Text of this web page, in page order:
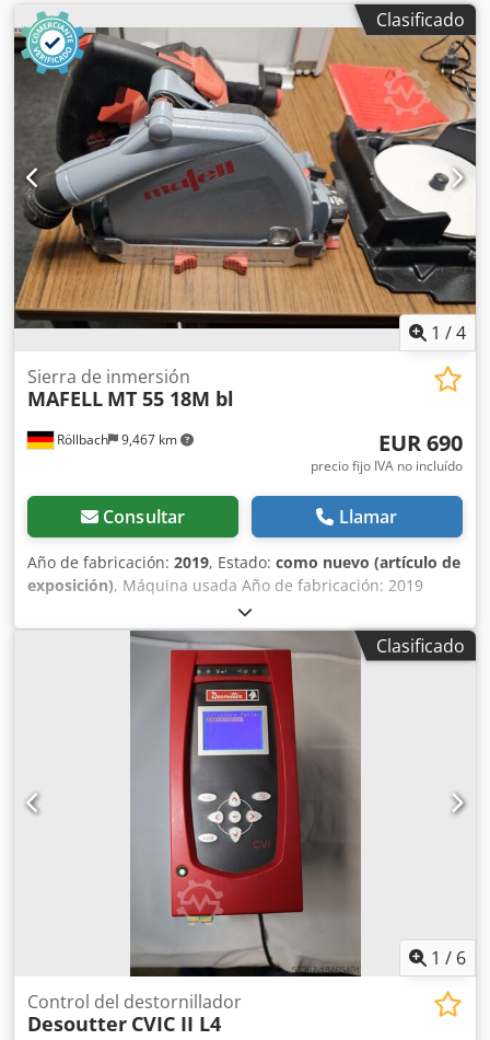
Clasificado
1 /4
Röllbach 9,467 km
Sierra de inmersión
MAFELL MT 55 18M bl
EUR 690
precio fijo IVA no incluído
Consultar Llamar
Año de fabricación: 2019, Estado: como nuevo (artículo de
exposición), Máquina usada Año de fabricación: 2019
Estado: máquina de exposición, como nueva Equipamiento
y datos técnicos: - Voltaje de la batería: 18 V Dsdpfxjzrpxwe
Ableck - Diámetro de la hoja de sierra: 160 mm - Diámetro
del orificio: 20 mm - Profundidad de corte: hasta 57 mm a
90° hasta 40,5 mm a 45° - Rango de inclinación: -1° a +48° -
Velocidad de ralentí: 4850 rpm - Conexión para extracción
de polvo - Peso: aprox. 4,5 kg
Clasificado
1 / 6
Control del destornillador
Desoutter CVIC II L4